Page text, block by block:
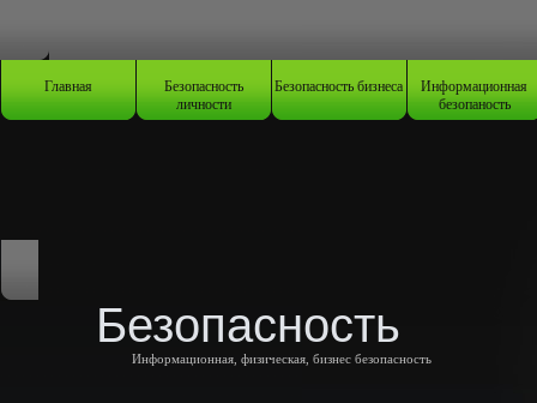
Главная Безопасность
личности
Безопасность бизнеса Информационная
безопаность
Безопасность
Информационная, физическая, бизнес безопасность